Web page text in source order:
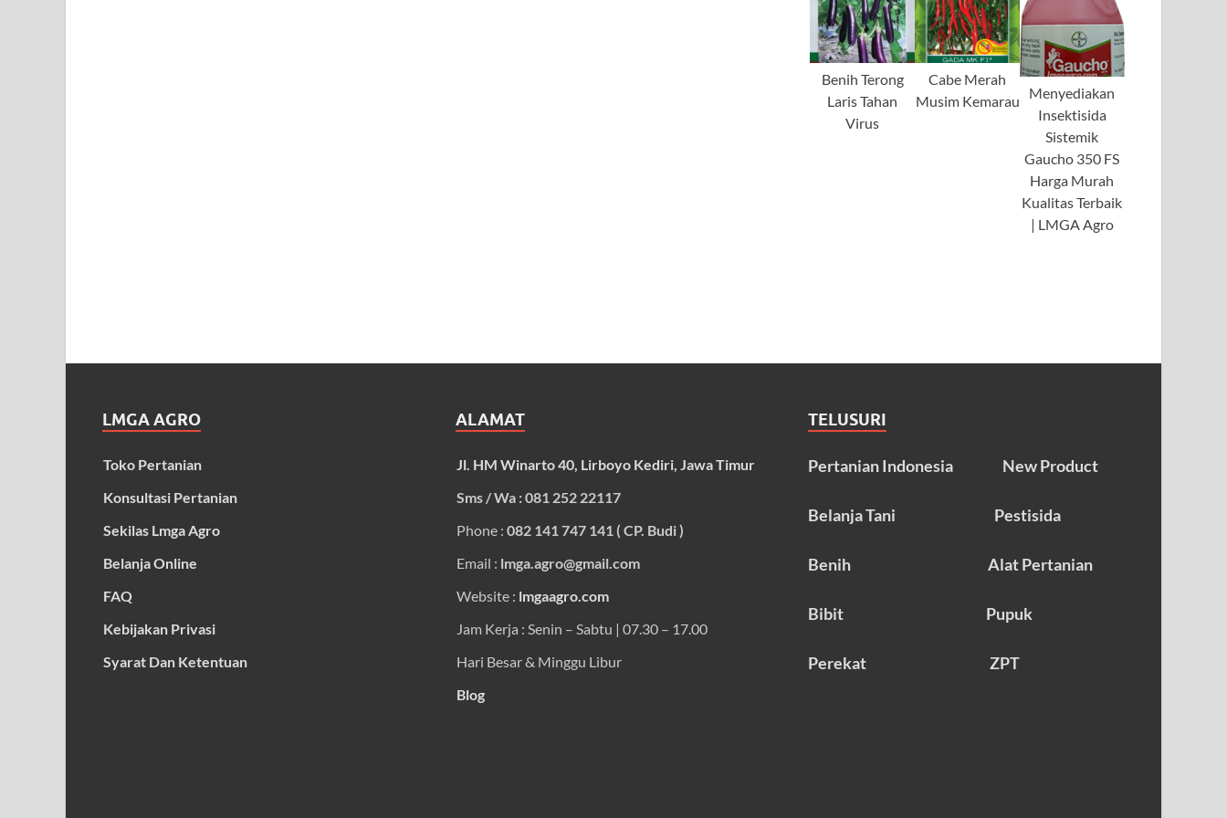
Benih Terong
Laris Tahan
Virus
Cabe Merah
Musim Kemarau
Menyediakan
Insektisida
Sistemik
Gaucho 350 FS
Harga Murah
Kualitas Terbaik
| LMGA Agro
LMGA AGRO
Toko Pertanian
Konsultasi Pertanian
Sekilas Lmga Agro
Belanja Online
FAQ
Kebijakan Privasi
Syarat Dan Ketentuan
ALAMAT
Jl. HM Winarto 40, Lirboyo Kediri, Jawa Timur
Sms / Wa : 081 252 22117
Phone : 082 141 747 141 ( CP. Budi )
Email : lmga.agro@gmail.com
Website : lmgaagro.com
Jam Kerja : Senin – Sabtu | 07.30 – 17.00
Hari Besar & Minggu Libur
Blog
TELUSURI
Pertanian Indonesia New Product
Belanja Tani Pestisida
Benih Alat Pertanian
Bibit Pupuk
Perekat ZPT